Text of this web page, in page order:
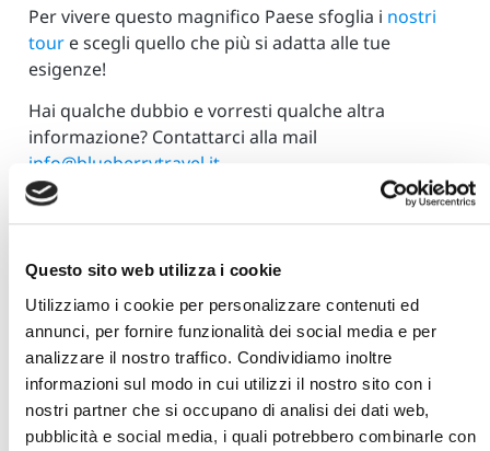
Questo sito web utilizza i cookie
Utilizziamo i cookie per personalizzare contenuti ed
annunci, per fornire funzionalità dei social media e per
analizzare il nostro traffico. Condividiamo inoltre
informazioni sul modo in cui utilizzi il nostro sito con i
nostri partner che si occupano di analisi dei dati web,
pubblicità e social media, i quali potrebbero combinarle con
Per vivere questo magnifico Paese sfoglia i nostri
tour e scegli quello che più si adatta alle tue
esigenze!
Hai qualche dubbio e vorresti qualche altra
informazione? Contattarci alla mail
info@blueberrytravel.it.
Scritto da:
Manuel Cazzaniga